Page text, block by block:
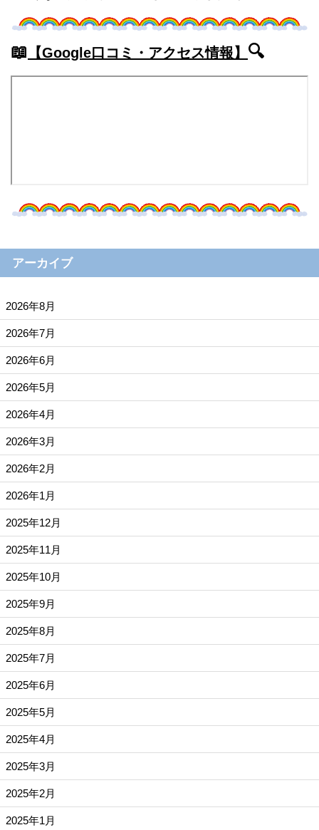
📖 【Google口コミ・アクセス情報】 🔍
アーカイブ
2026年8月
2026年7月
2026年6月
2026年5月
2026年4月
2026年3月
2026年2月
2026年1月
2025年12月
2025年11月
2025年10月
2025年9月
2025年8月
2025年7月
2025年6月
2025年5月
2025年4月
2025年3月
2025年2月
2025年1月